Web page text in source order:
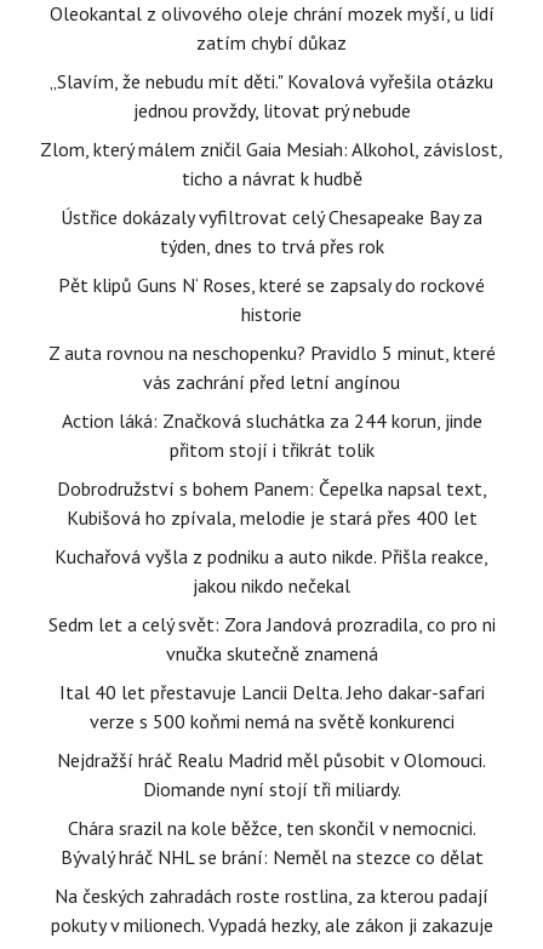
Oleokantal z olivového oleje chrání mozek myší, u lidí
zatím chybí důkaz
„Slavím, že nebudu mít děti." Kovalová vyřešila otázku
jednou provždy, litovat prý nebude
Zlom, který málem zničil Gaia Mesiah: Alkohol, závislost,
ticho a návrat k hudbě
Ústřice dokázaly vyfiltrovat celý Chesapeake Bay za
týden, dnes to trvá přes rok
Pět klipů Guns N‘ Roses, které se zapsaly do rockové
historie
Z auta rovnou na neschopenku? Pravidlo 5 minut, které
vás zachrání před letní angínou
Action láká: Značková sluchátka za 244 korun, jinde
přitom stojí i třikrát tolik
Dobrodružství s bohem Panem: Čepelka napsal text,
Kubišová ho zpívala, melodie je stará přes 400 let
Kuchařová vyšla z podniku a auto nikde. Přišla reakce,
jakou nikdo nečekal
Sedm let a celý svět: Zora Jandová prozradila, co pro ni
vnučka skutečně znamená
Ital 40 let přestavuje Lancii Delta. Jeho dakar-safari
verze s 500 koňmi nemá na světě konkurenci
Nejdražší hráč Realu Madrid měl působit v Olomouci.
Diomande nyní stojí tři miliardy.
Chára srazil na kole běžce, ten skončil v nemocnici.
Bývalý hráč NHL se brání: Neměl na stezce co dělat
Na českých zahradách roste rostlina, za kterou padají
pokuty v milionech. Vypadá hezky, ale zákon ji zakazuje